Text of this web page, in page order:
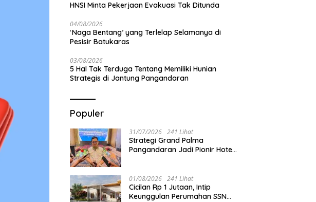
HNSI Minta Pekerjaan Evakuasi Tak Ditunda
04/08/2026
‘Naga Bentang’ yang Terlelap Selamanya di
Pesisir Batukaras
03/08/2026
5 Hal Tak Terduga Tentang Memiliki Hunian
Strategis di Jantung Pangandaran
Populer
31/07/2026 241 Lihat
Strategi Grand Palma
Pangandaran Jadi Pionir Hotel
01/08/2026 241 Lihat
Cicilan Rp 1 Jutaan, Intip
Keunggulan Perumahan SSN